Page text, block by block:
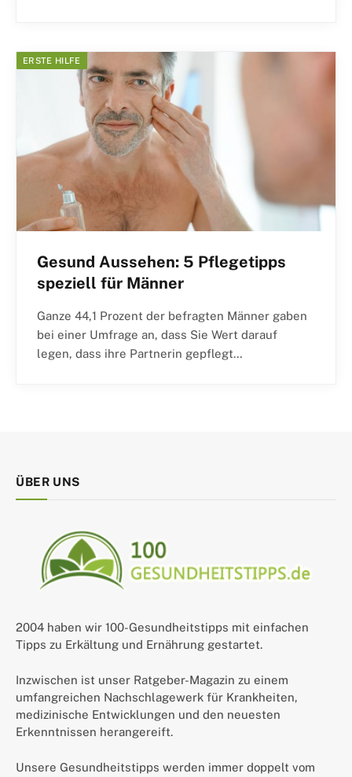
ERSTE HILFE
Gesund Aussehen: 5 Pflegetipps
speziell für Männer
Ganze 44,1 Prozent der befragten Männer gaben
bei einer Umfrage an, dass Sie Wert darauf
legen, dass ihre Partnerin gepflegt…
ÜBER UNS
2004 haben wir 100-Gesundheitstipps mit einfachen
Tipps zu Erkältung und Ernährung gestartet.
Inzwischen ist unser Ratgeber-Magazin zu einem
umfangreichen Nachschlagewerk für Krankheiten,
medizinische Entwicklungen und den neuesten
Erkenntnissen herangereift.
Unsere Gesundheitstipps werden immer doppelt vom